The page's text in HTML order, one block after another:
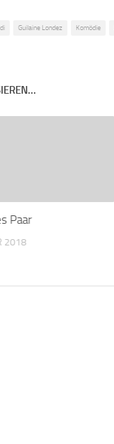
Guilaine Londez Komödie
Paar
2018